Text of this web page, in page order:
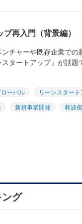
プ再入門（背景編）
チャーや既存企業で
タートアップ」が話
ローバル リーンスター
新規事業開発
和波
グ